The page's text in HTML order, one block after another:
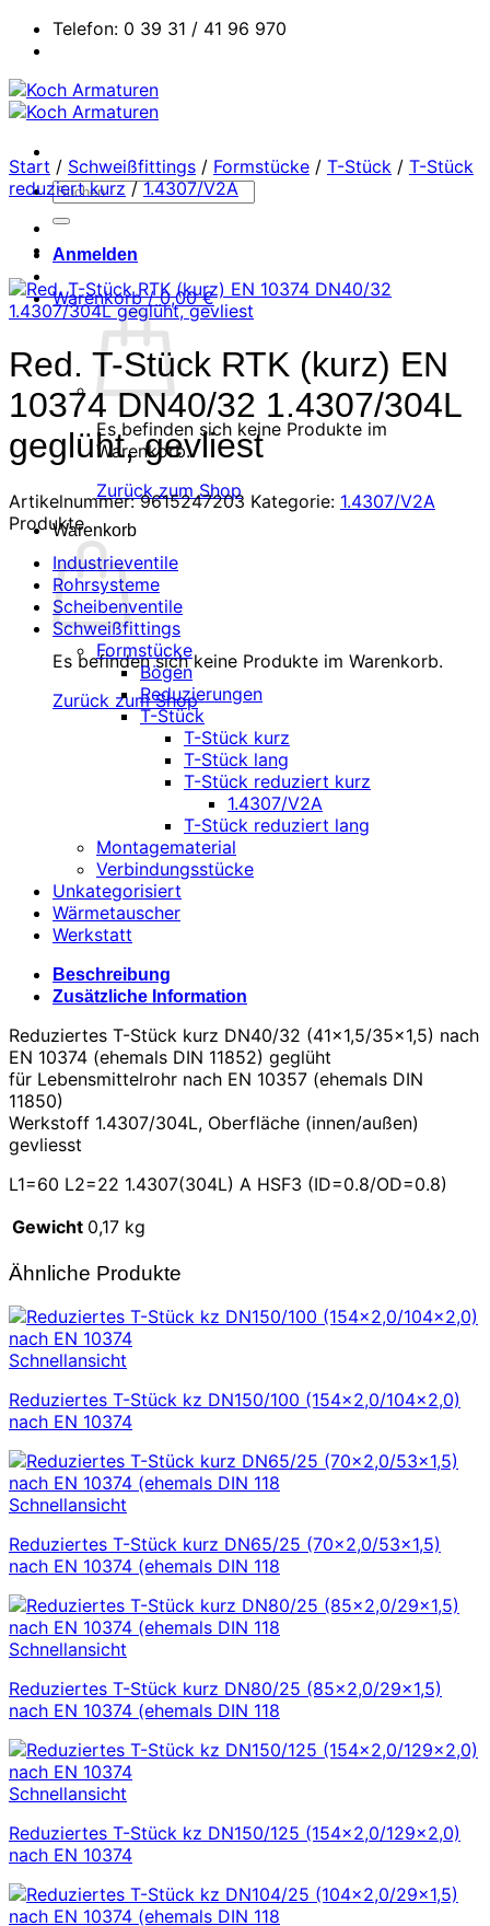
Zum
Inhalt
Telefon: 0 39 31 / 41 96 970
Suchen
Anmelden
Warenkorb /0,00€
Es befinden sich keine Produkte im
Warenkorb.
Zurück zum Shop
Warenkorb
Es befinden sich keine Produkte im Warenkorb.
Zurück zum Shop
Start / Schweißfittings / Formstücke / T-Stück / T-Stück
reduziert kurz / 1.4307/V2A
Red. T-Stück RTK (kurz) EN
10374 DN40/32 1.4307/304L
geglüht, gevliest
Artikelnummer:9615247203 Kategorie: 1.4307/V2A
Produkte
Industrieventile
Rohrsysteme
Scheibenventile
Schweißfittings
Formstücke
Bögen
Reduzierungen
T-Stück
T-Stück kurz
T-Stück lang
T-Stück reduziert kurz
1.4307/V2A
T-Stück reduziert lang
Montagematerial
Verbindungsstücke
Unkategorisiert
Wärmetauscher
Werkstatt
Beschreibung
Zusätzliche Information
Reduziertes T-Stück kurz DN40/32 (41×1,5/35×1,5) nach
EN 10374 (ehemals DIN 11852) geglüht
für Lebensmittelrohr nach EN 10357 (ehemals DIN
11850)
Werkstoff 1.4307/304L, Oberfläche (innen/außen)
gevliesst
L1=60 L2=22 1.4307(304L) A HSF3 (ID=0.8/OD=0.8)
Gewicht 0,17 kg
Ähnliche Produkte
Schnellansicht
Reduziertes T-Stück kz DN150/100 (154×2,0/104×2,0)
nach EN 10374
Schnellansicht
Reduziertes T-Stück kurz DN65/25 (70×2,0/53×1,5)
nach EN 10374 (ehemals DIN 118
Schnellansicht
Reduziertes T-Stück kurz DN80/25 (85×2,0/29×1,5)
nach EN 10374 (ehemals DIN 118
Schnellansicht
Reduziertes T-Stück kz DN150/125 (154×2,0/129×2,0)
nach EN 10374